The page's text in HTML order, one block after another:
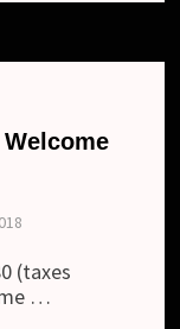
(taxes
…